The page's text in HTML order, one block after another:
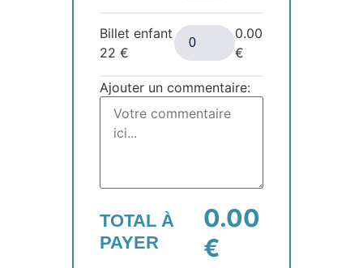
Billet enfant
22€
0.00
€
Ajouter un commentaire:
TOTAL À
PAYER
0.00
€